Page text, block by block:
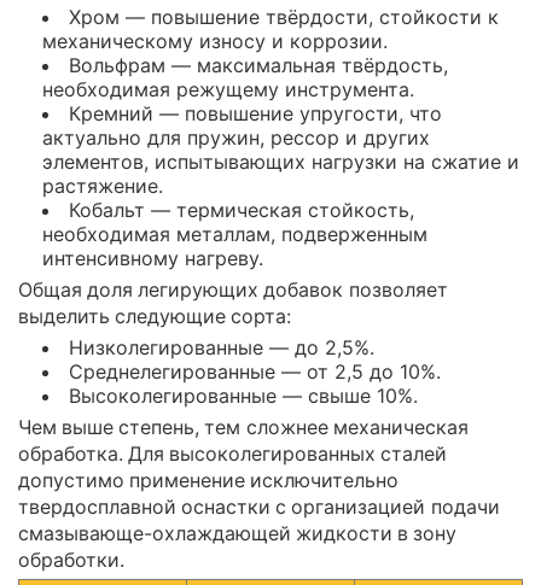
Хром — повышение твёрдости, стойкости к
механическому износу и коррозии.
Вольфрам — максимальная твёрдость,
необходимая режущему инструмента.
Кремний — повышение упругости, что
актуально для пружин, рессор и других
элементов, испытывающих нагрузки на сжатие и
растяжение.
Кобальт — термическая стойкость,
необходимая металлам, подверженным
интенсивному нагреву.
Общая доля легирующих добавок позволяет
выделить следующие сорта:
Низколегированные — до 2,5%.
Среднелегированные — от 2,5 до 10%.
Высоколегированные — свыше 10%.
Чем выше степень, тем сложнее механическая
обработка. Для высоколегированных сталей
допустимо применение исключительно
твердосплавной оснастки с организацией подачи
смазывающе-охлаждающей жидкости в зону
обработки.